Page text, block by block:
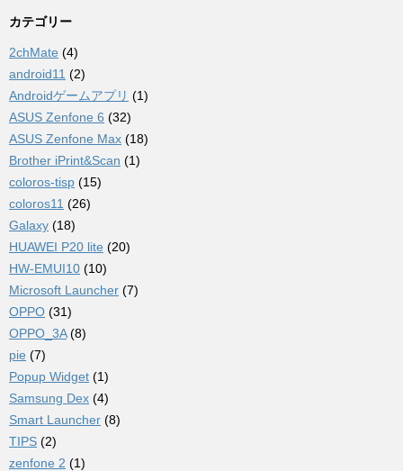
カテゴリー
2chMate (4)
android11 (2)
Androidゲームアプリ (1)
ASUS Zenfone 6 (32)
ASUS Zenfone Max (18)
Brother iPrint&Scan (1)
coloros-tisp (15)
coloros11 (26)
Galaxy (18)
HUAWEI P20 lite (20)
HW-EMUI10 (10)
Microsoft Launcher (7)
OPPO (31)
OPPO_3A(8)
pie (7)
Popup Widget (1)
Samsung Dex (4)
Smart Launcher (8)
TIPS (2)
zenfone 2 (1)